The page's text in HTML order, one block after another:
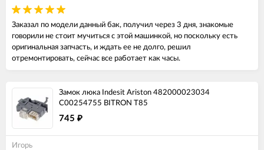
Заказал по модели данный бак, получил через 3 дня, знакомые
говорили не стоит мучиться с этой машинкой, но поскольку есть
оригинальная запчасть, и ждать ее не долго, решил
отремонтировать, сейчас все работает как часы.
Замок люка Indesit Ariston 482000023034
C00254755 BITRON T85
745 ₽
Игорь